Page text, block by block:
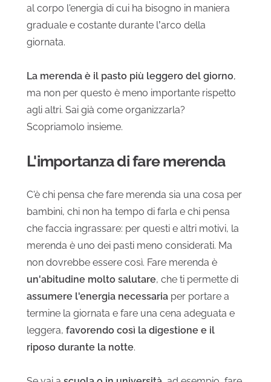
al corpo l'energia di cui ha bisogno in maniera
graduale e costante durante l’arco della
giornata.
La merenda è il pasto più leggero del giorno,
ma non per questo è meno importante rispetto
agli altri. Sai già come organizzarla?
Scopriamolo insieme.
L'importanza di fare merenda
C'è chi pensa che fare merenda sia una cosa per
bambini, chi non ha tempo di farla e chi pensa
che faccia ingrassare: per questi e altri motivi, la
merenda è uno dei pasti meno considerati. Ma
non dovrebbe essere così. Fare merenda è
un'abitudine molto salutare, che ti permette di
assumere l'energia necessaria per portare a
termine la giornata e fare una cena adeguata e
leggera, favorendo così la digestione e il
riposo durante la notte.